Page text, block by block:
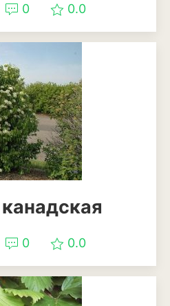
0 0.0
0 0.0